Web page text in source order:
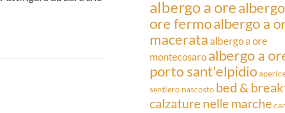
albergo a ore
ore fermoalbergo a
macerataalbergo a ore
montecosaroalbergo a
porto sant'elpidio
sentiero nascosto bed &
calzature nelle marche